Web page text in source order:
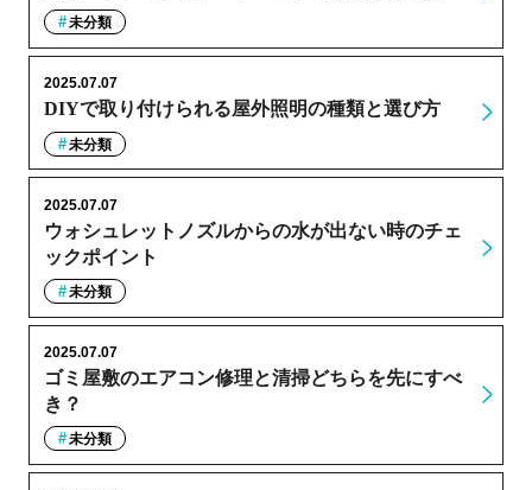
未分類
DIYで取り付けられる屋外照明の種類と選び方
2025.07.07
未分類
ウォシュレットノズルからの水が出ない時のチェ
ックポイント
2025.07.07
未分類
ゴミ屋敷のエアコン修理と清掃どちらを先にすべ
き？
2025.07.07
未分類